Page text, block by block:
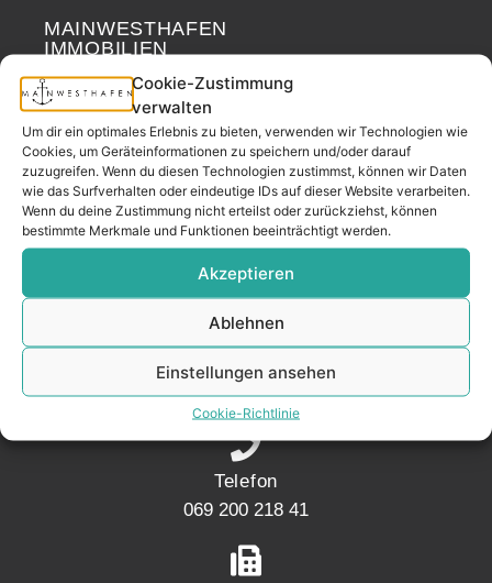
Cookie-Zustimmung
verwalten
Um dir ein optimales Erlebnis zu bieten, verwenden wir Technologien wie
Cookies, um Geräteinformationen zu speichern und/oder darauf
zuzugreifen. Wenn du diesen Technologien zustimmst, können wir Daten
wie das Surfverhalten oder eindeutige IDs auf dieser Website verarbeiten.
Wenn du deine Zustimmung nicht erteilst oder zurückziehst, können
bestimmte Merkmale und Funktionen beeinträchtigt werden.
Akzeptieren
Ablehnen
Einstellungen ansehen
Cookie-Richtlinie
MAINWESTHAFEN
IMMOBILIEN
Ihr Immobilienpartner
aus der
Nachbarschaft.
– seit 2017.
Adresse
Mainwesthafen Immobilien Speicherstraße 5
60327 Frankfurt
Telefon
069 200 218 41